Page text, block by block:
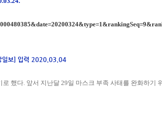
일보] 입력 2020.03.04
했다. 앞서 지난달 29일 마스크 부족 사태를 완화하기